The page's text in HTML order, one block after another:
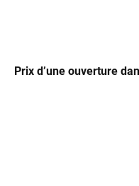
Prix d’une ouverture